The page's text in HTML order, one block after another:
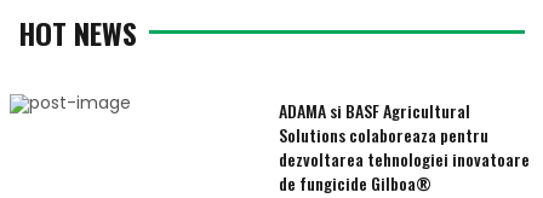
HOT NEWS
ADAMA si BASF Agricultural
Solutions colaboreaza pentru
dezvoltarea tehnologiei inovatoare
de fungicide Gilboa®